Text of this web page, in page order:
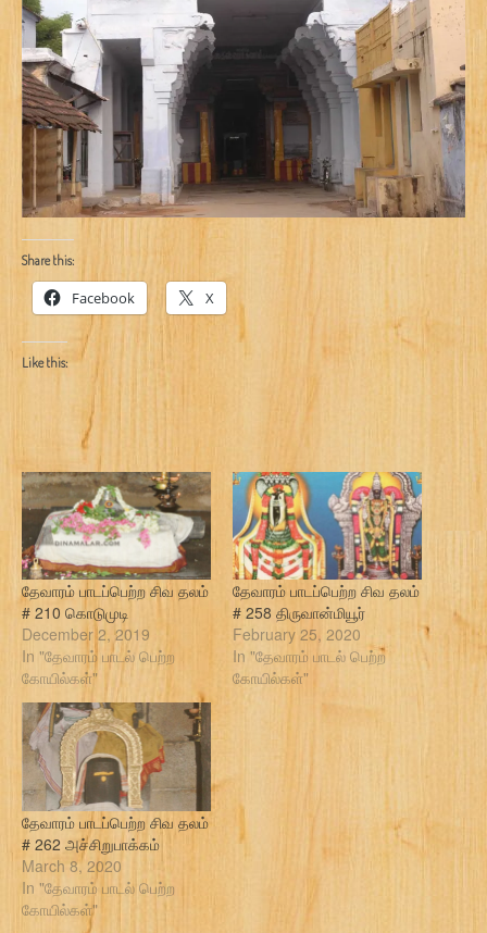
Share this:
Facebook X
Like this:
தேவாரம் பாடப்பெற்ற சிவ தலம்
# 210 கொடுமுடி
December 2, 2019
In "தேவாரம் பாடல் பெற்ற
கோயில்கள்"
தேவாரம் பாடப்பெற்ற சிவ தலம்
# 258 திருவான்மியூர்
February 25, 2020
In "தேவாரம் பாடல் பெற்ற
கோயில்கள்"
தேவாரம் பாடப்பெற்ற சிவ தலம்
# 262 அச்சிறுபாக்கம்
March 8, 2020
In "தேவாரம் பாடல் பெற்ற
கோயில்கள்"